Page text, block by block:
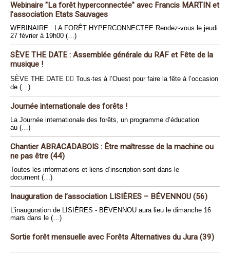
Webinaire "La forêt hyperconnectée" avec Francis MARTIN et
l’association Etats Sauvages
WEBINAIRE : LA FORÊT HYPERCONNECTEE Rendez-vous le jeudi
27 février à 19h00 (…)
SÈVE THE DATE : Assemblée générale du RAF et Fête de la
musique !
SÈVE THE DATE 🏴‍☠️ Tous·tes à l’Ouest pour faire la fête à l’occasion
de (…)
Journée internationale des forêts !
La Journée internationale des forêts, un programme d’éducation
au (…)
Chantier ABRACADABOIS : Être maîtresse de la machine ou
ne pas être (44)
Toutes les informations et liens d’inscription sont dans le
document (…)
Inauguration de l’association LISIÈRES – BÉVENNOU (56)
L’inauguration de LISIÈRES - BÉVENNOU aura lieu le dimanche 16
mars dans le (…)
Sortie forêt mensuelle avec Forêts Alternatives du Jura (39)